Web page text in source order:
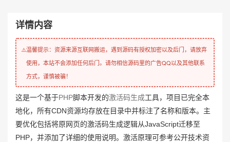
详情内容
⚠️温馨提示：资源来源互联网搬运，遇到源码有授权加密以及后门，请放弃
使用，本站不会添加任何后门。请勿相信源码里的广告QQ以及其他联系
方式，谨慎被骗！
这是一个基于PHP脚本开发的激活码生成工具，项目已完全本
地化，所有CDN资源均存放在目录中并标注了名称和版本。主
要优化包括将原网页的激活码生成逻辑从JavaScript迁移至
PHP，并添加了详细的使用说明。激活原理可参考公开技术资